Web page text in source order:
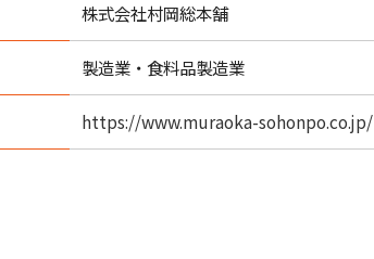
株式会社村岡総本舗
製造業・食料品製造業
https://www.muraoka-sohonpo.co.jp/